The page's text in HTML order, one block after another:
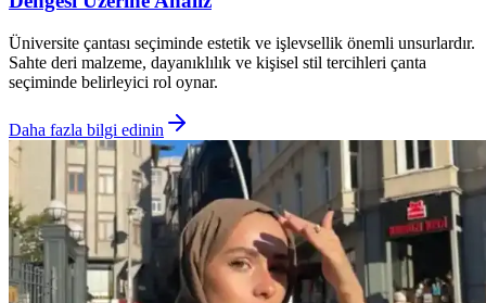
Üniversite çantası seçiminde estetik ve işlevsellik önemli unsurlardır.
Sahte deri malzeme, dayanıklılık ve kişisel stil tercihleri çanta
seçiminde belirleyici rol oynar.
Daha fazla bilgi edinin